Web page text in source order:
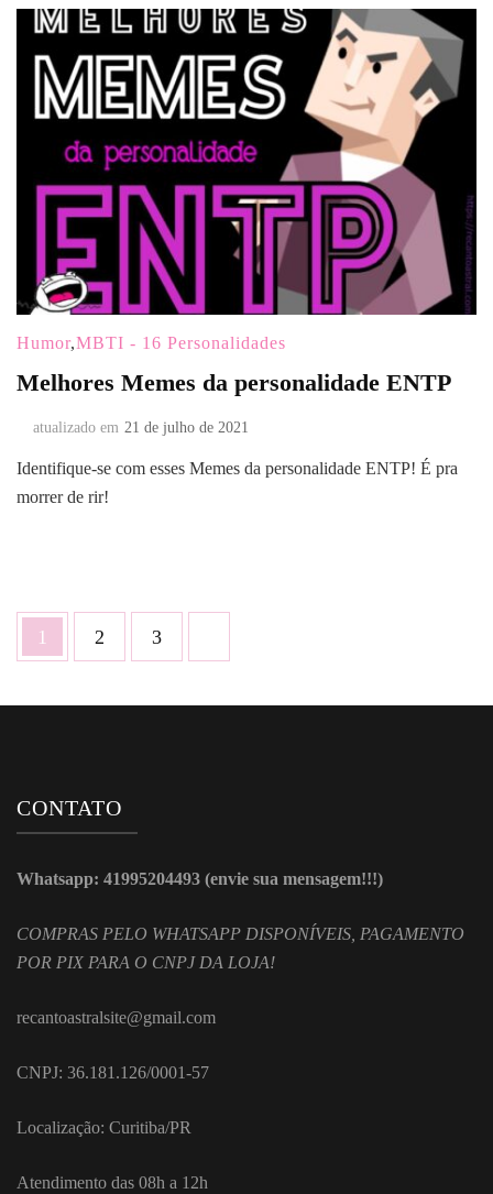
Humor,MBTI - 16 Personalidades
Melhores Memes da personalidade ENTP
atualizado em 21 de julho de 2021
Identifique-se com esses Memes da personalidade ENTP! É pra
morrer de rir!
Paginação
de
Página
1 Página
2 Página
3
CONTATO
Whatsapp: 41995204493 (envie sua mensagem!!!)
COMPRAS PELO WHATSAPP DISPONÍVEIS, PAGAMENTO
POR PIX PARA O CNPJ DA LOJA!
recantoastralsite@gmail.com
CNPJ: 36.181.126/0001-57
Localização: Curitiba/PR
Atendimento das 08h a 12h